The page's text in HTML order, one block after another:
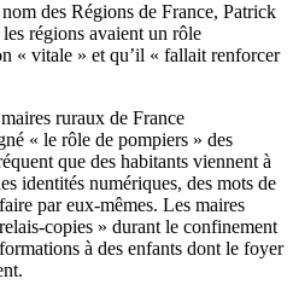
des Régions de France, Patrick
régions avaient un rôle
« vitale » et qu’il « fallait renforcer
ruraux de France
« le rôle de pompiers » des
que des habitants viennent à
identités numériques, des mots de
par eux-mêmes. Les maires
copies » durant le confinement
à des enfants dont le foyer